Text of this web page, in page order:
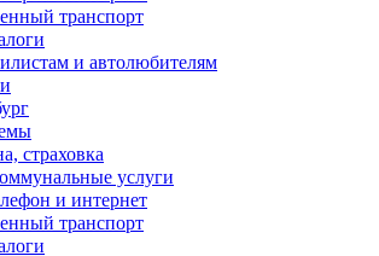
транспорт
и автолюбителям
страховка
услуги
и интернет
транспорт